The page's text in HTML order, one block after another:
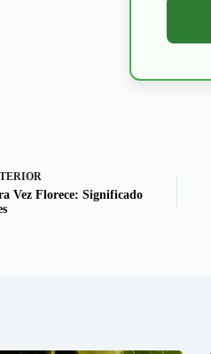
Vez Florece: Significado